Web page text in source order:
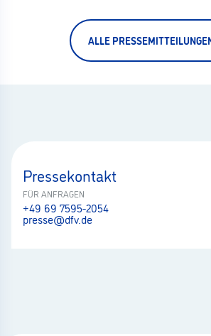
ALLE
Pressekontakt
FÜR ANFRAGEN
+49 69 7595-2054
presse@dfv.de